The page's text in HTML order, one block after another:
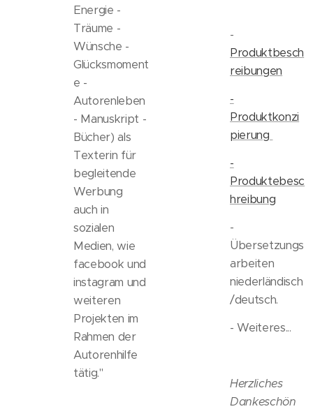
Energie -
Träume -
Wünsche -
Glücksmoment
e -
Autorenleben
- Manuskript -
Bücher) als
Texterin für
begleitende
Werbung
auch in
sozialen
Medien, wie
facebook und
instagram und
weiteren
Projekten im
Rahmen der
Autorenhilfe
tätig."
-
Produktbesch
reibungen
-
Produktkonzi
pierung
-
Produktebesc
hreibung
-
Übersetzungs
arbeiten
niederländisch
/deutsch.
- Weiteres...
Herzliches
Dankeschön